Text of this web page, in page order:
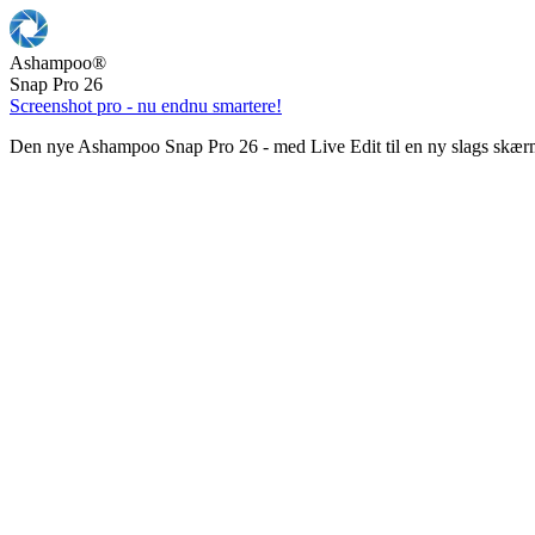
Ashampoo®
Snap Pro 26
Screenshot pro - nu endnu smartere!
Den nye Ashampoo Snap Pro 26 - med Live Edit til en ny slags